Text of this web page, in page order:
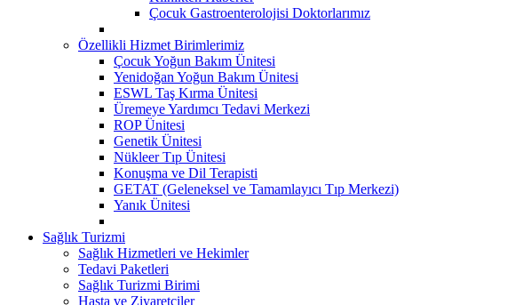
Çocuk Gastroenterolojisi Doktorlarımız
Özellikli Hizmet Birimlerimiz
Çocuk Yoğun Bakım Ünitesi
Yenidoğan Yoğun Bakım Ünitesi
ESWL Taş Kırma Ünitesi
Üremeye Yardımcı Tedavi Merkezi
ROP Ünitesi
Genetik Ünitesi
Nükleer Tıp Ünitesi
Konuşma ve Dil Terapisti
GETAT (Geleneksel ve Tamamlayıcı Tıp Merkezi)
Yanık Ünitesi
Sağlık Turizmi
Sağlık Hizmetleri ve Hekimler
Tedavi Paketleri
Sağlık Turizmi Birimi
Hasta ve Ziyaretçiler